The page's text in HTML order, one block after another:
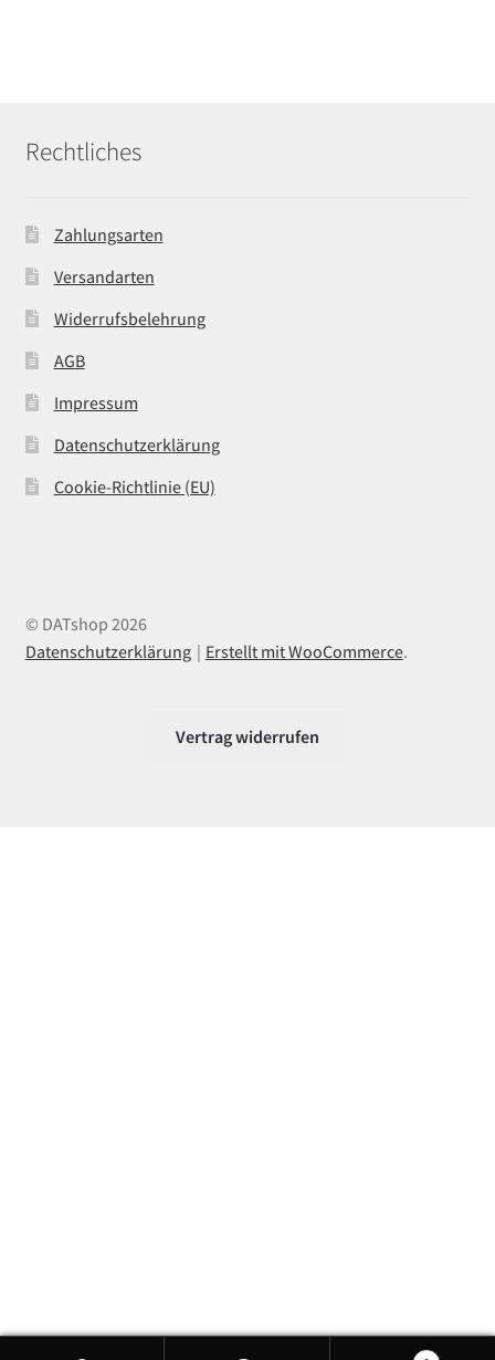
Rechtliches
Zahlungsarten
Versandarten
Widerrufsbelehrung
AGB
Impressum
Datenschutzerklärung
Cookie-Richtlinie (EU)
© DATshop 2026
Datenschutzerklärung
Erstellt mit WooCommerce.
Vertrag widerrufen